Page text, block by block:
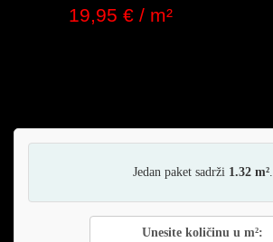
19,95 € / m²
Jedan paket sadrži 1.32 m².
Unesite količinu u m²: